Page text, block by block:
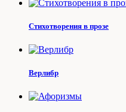
Стихотворения в прозе
Верлибр